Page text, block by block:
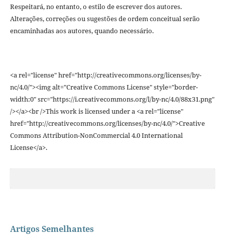
Respeitará, no entanto, o estilo de escrever dos autores.
Alterações, correções ou sugestões de ordem conceitual serão
encaminhadas aos autores, quando necessário.
<a rel="license" href="http://creativecommons.org/licenses/by-
nc/4.0/"><img alt="Creative Commons License" style="border-
width:0" src="https://i.creativecommons.org/l/by-nc/4.0/88x31.png"
/></a><br />This work is licensed under a <a rel="license"
href="http://creativecommons.org/licenses/by-nc/4.0/">Creative
Commons Attribution-NonCommercial 4.0 International
License</a>.
Artigos Semelhantes